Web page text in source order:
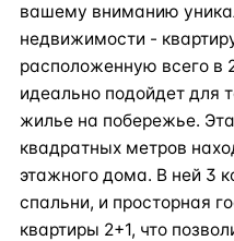
вашему вниманию
недвижимости -
расположенную всего в
идеально подойдет для
жилье на побережье.
квадратных метров
этажного дома. В ней 3
спальни, и просторная
квартиры 2+1, что